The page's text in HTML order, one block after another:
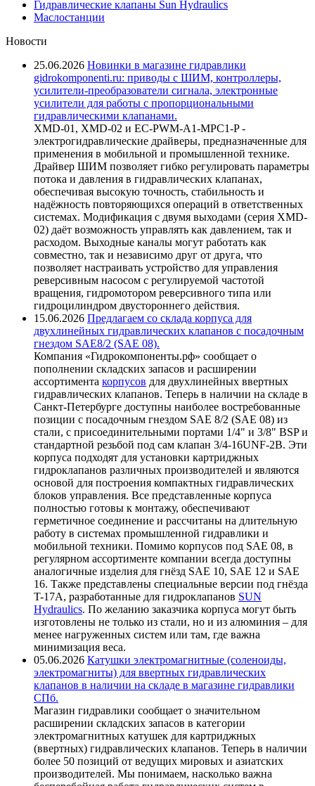
Гидравлические клапаны Sun Hydraulics
Маслостанции
Новости
25.06.2026 Новинки в магазине гидравлики
gidrokomponenti.ru: приводы с ШИМ, контроллеры,
усилители-преобразователи сигнала, электронные
усилители для работы с пропорциональными
гидравлическими клапанами.
XMD-01, XMD-02 и EC-PWM-A1-MPC1-P -
электрогидравлические драйверы, предназначенные для
применения в мобильной и промышленной технике.
Драйвер ШИМ позволяет гибко регулировать параметры
потока и давления в гидравлических клапанах,
обеспечивая высокую точность, стабильность и
надёжность повторяющихся операций в ответственных
системах. Модификация с двумя выходами (серия XMD-
02) даёт возможность управлять как давлением, так и
расходом. Выходные каналы могут работать как
совместно, так и независимо друг от друга, что
позволяет настраивать устройство для управления
реверсивным насосом с регулируемой частотой
вращения, гидромотором реверсивного типа или
гидроцилиндром двустороннего действия.
15.06.2026 Предлагаем со склада корпуса для
двухлинейных гидравлических клапанов с посадочным
гнездом SAE8/2 (SAE 08).
Компания «Гидрокомпоненты.рф» сообщает о
пополнении складских запасов и расширении
ассортимента корпусов для двухлинейных ввертных
гидравлических клапанов. Теперь в наличии на складе в
Санкт-Петербурге доступны наиболее востребованные
позиции с посадочным гнездом SAE 8/2 (SAE 08) из
стали, с присоединительными портами 1/4" и 3/8" BSP и
стандартной резьбой под сам клапан 3/4-16UNF-2B. Эти
корпуса подходят для установки картриджных
гидроклапанов различных производителей и являются
основой для построения компактных гидравлических
блоков управления. Все представленные корпуса
полностью готовы к монтажу, обеспечивают
герметичное соединение и рассчитаны на длительную
работу в системах промышленной гидравлики и
мобильной техники. Помимо корпусов под SAE 08, в
регулярном ассортименте компании всегда доступны
аналогичные изделия для гнёзд SAE 10, SAE 12 и SAE
16. Также представлены специальные версии под гнёзда
T-17A, разработанные для гидроклапанов SUN
Hydraulics. По желанию заказчика корпуса могут быть
изготовлены не только из стали, но и из алюминия – для
менее нагруженных систем или там, где важна
минимизация веса.
05.06.2026 Катушки электромагнитные (соленоиды,
электромагниты) для ввертных гидравлических
клапанов в наличии на складе в магазине гидравлики
СПб.
Магазин гидравлики сообщает о значительном
расширении складских запасов в категории
электромагнитных катушек для картриджных
(ввертных) гидравлических клапанов. Теперь в наличии
более 50 позиций от ведущих мировых и азиатских
производителей. Мы понимаем, насколько важна